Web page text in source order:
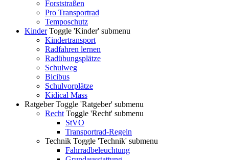
Forststraßen
Pro Transportrad
Temposchutz
Kinder Toggle 'Kinder' submenu
Kindertransport
Radfahren lernen
Radübungsplätze
Schulweg
Bicibus
Schulvorplätze
Kidical Mass
Ratgeber Toggle 'Ratgeber' submenu
Recht Toggle 'Recht' submenu
StVO
Transportrad-Regeln
Technik Toggle 'Technik' submenu
Fahrradbeleuchtung